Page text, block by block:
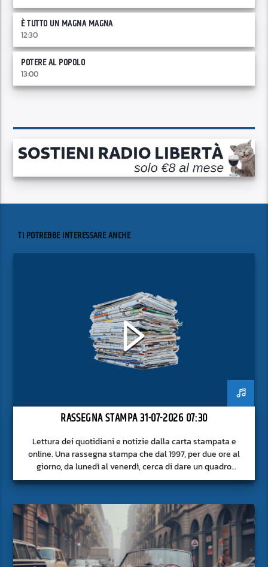
È TUTTO UN MAGNA MAGNA
12:30
POTERE AL POPOLO
13:00
TI POTREBBE INTERESSARE ANCHE
RASSEGNA STAMPA 31-07-2026 07:30
Lettura dei quotidiani e notizie dalla carta stampata e
online. Una rassegna stampa che dal 1997, per due ore al
giorno, da lunedì al venerdì, cerca di dare un quadro
approfondito delle notizie del giorno, senza fermarsi alla